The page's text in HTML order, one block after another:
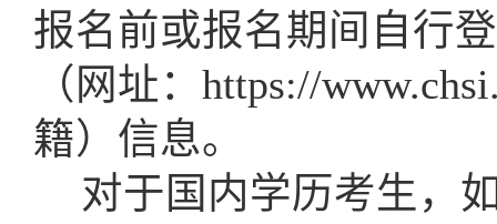
报名前或报名期间自行
（网址：https://
籍）信息。
对于国内学历考生，